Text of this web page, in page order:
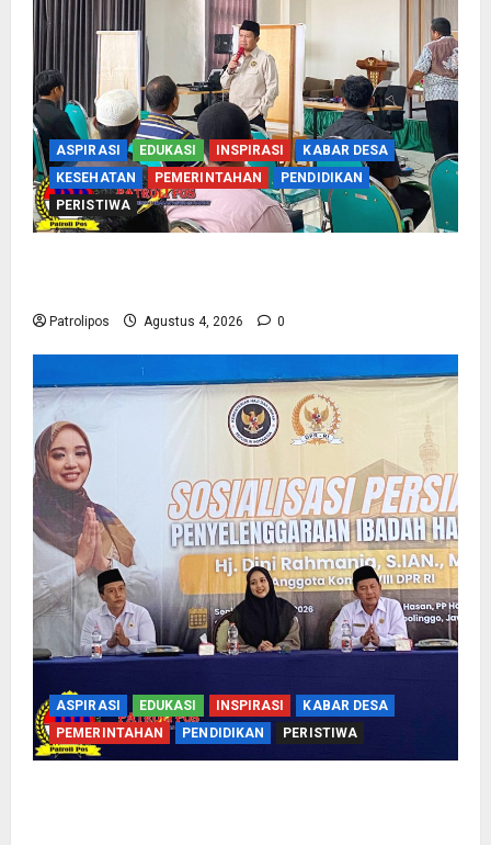
ASPIRASI EDUKASI INSPIRASI
KABAR DESA
KESEHATAN
PEMERINTAHAN
PENDIDIKAN
PERISTIWA
Patrolipos Agustus 4, 2026 0
ASPIRASI EDUKASI INSPIRASI
KABAR DESA
PEMERINTAHAN
PENDIDIKAN PERISTIWA